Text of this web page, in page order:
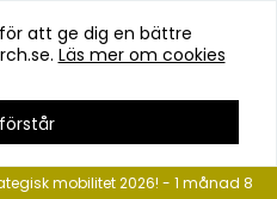
att ge dig en bättre
Läs mer om cookies
mobilitet 2026! - 1 månad 8